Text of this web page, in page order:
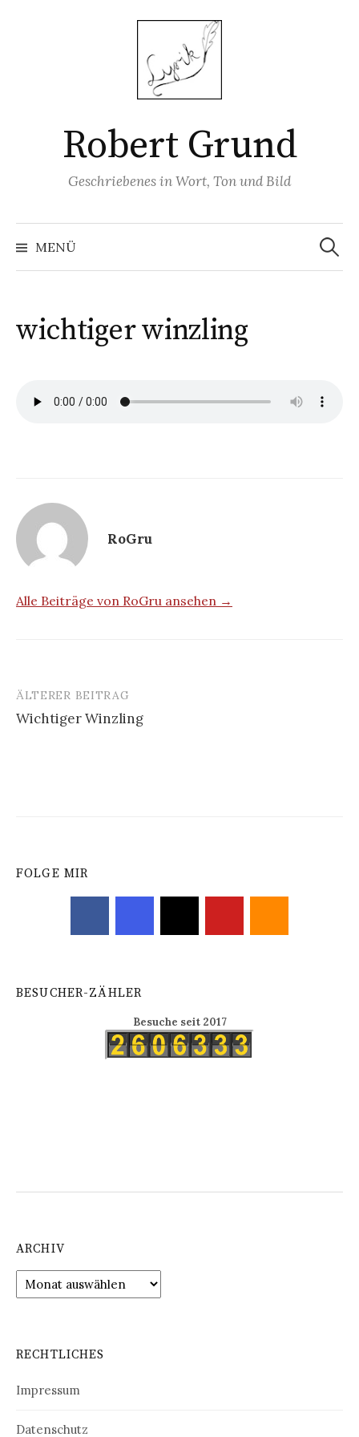
Robert Grund
Geschriebenes in Wort, Ton und Bild
MENÜ
Suchen
nach:
wichtiger winzling
RoGru
Alle Beiträge von RoGru ansehen →
Beitrags-
Navigation
ÄLTERER BEITRAG
Wichtiger Winzling
FOLGE MIR
BESUCHER-ZÄHLER
Besuche seit 2017
ARCHIV
Archiv
RECHTLICHES
Impressum
Datenschutz